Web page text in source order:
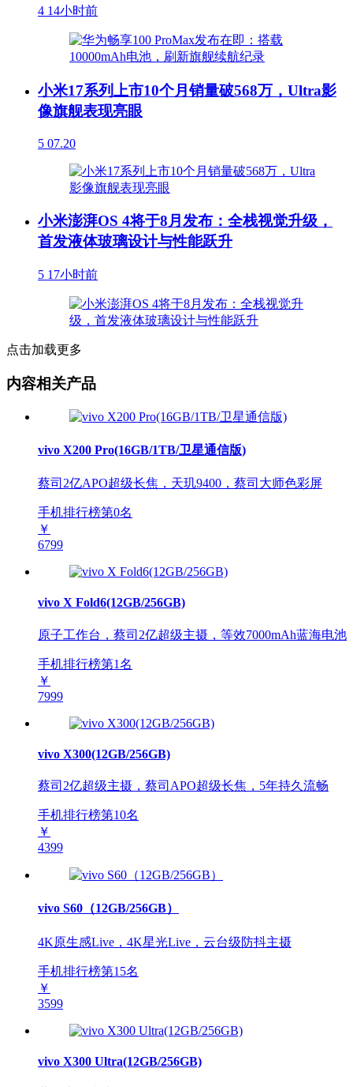
4 14小时前
小米17系列上市10个月销量破568万，Ultra影
像旗舰表现亮眼
5 07.20
小米澎湃OS 4将于8月发布：全栈视觉升级，
首发液体玻璃设计与性能跃升
5 17小时前
点击加载更多
内容相关产品
vivo X200 Pro(16GB/1TB/卫星通信版)
蔡司2亿APO超级长焦，天玑9400，蔡司大师色彩屏
手机排行榜第0名
￥
6799
vivo X Fold6(12GB/256GB)
原子工作台，蔡司2亿超级主摄，等效7000mAh蓝海电池
手机排行榜第1名
￥
7999
vivo X300(12GB/256GB)
蔡司2亿超级主摄，蔡司APO超级长焦，5年持久流畅
手机排行榜第10名
￥
4399
vivo S60（12GB/256GB）
4K原生感Live，4K星光Live，云台级防抖主摄
手机排行榜第15名
￥
3599
vivo X300 Ultra(12GB/256GB)